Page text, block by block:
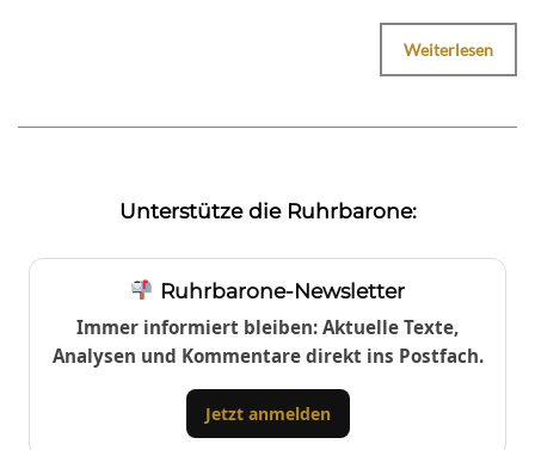
Weiterlesen
Unterstütze die Ruhrbarone:
Ruhrbarone-Newsletter
Immer informiert bleiben: Aktuelle Texte,
Analysen und Kommentare direkt ins Postfach.
Jetzt anmelden